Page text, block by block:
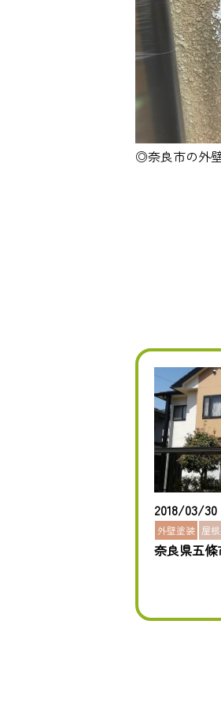
◎奈良市の外
2018/03/30
外壁塗装 屋
奈良県五